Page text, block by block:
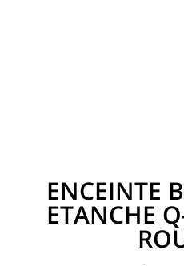
ENCEINTE
ETANCHE